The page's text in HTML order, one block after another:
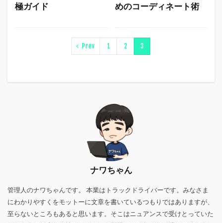
極ガイド
めのコーディネート術
Prev 1 2 3
ナワちゃん
管理人のナワちゃんです。 本業はトラックドライバーです。みなさま
にわかりやすくをモットーに文章を書いているつもりではありますが、
至らないところもあると思います。そこはニュアンスで受けとっていた